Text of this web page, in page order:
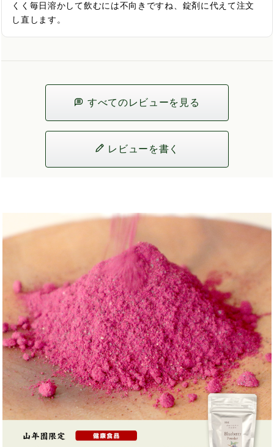
くく毎日溶かして飲むには不向きですね、錠剤に代えて注文
し直します。
すべてのレビューを見る
レビューを書く